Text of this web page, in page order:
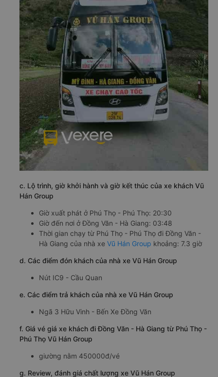
c. Lộ trình, giờ khởi hành và giờ kết thúc của xe khách Vũ
Hán Group
Giờ xuất phát ở Phú Thọ - Phú Thọ: 20:30
Giờ đến nơi ở Đồng Văn - Hà Giang: 03:48
Thời gian chạy từ Phú Thọ - Phú Thọ đi Đồng Văn -
Hà Giang của nhà xe Vũ Hán Group khoảng: 7.3 giờ
d. Các điểm đón khách của nhà xe Vũ Hán Group
Nút IC9 - Cầu Quan
e. Các điểm trả khách của nhà xe Vũ Hán Group
Ngã 3 Hữu Vinh - Bến Xe Đồng Văn
f. Giá vé giá xe khách đi Đồng Văn - Hà Giang từ Phú Thọ -
Phú Thọ Vũ Hán Group
giường nằm 450000đ/vé
g. Review, đánh giá chất lượng xe Vũ Hán Group